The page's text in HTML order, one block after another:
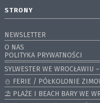
STRONY
NEWSLETTER
O NAS
POLITYKA PRYWATNOŚCI
SYLWESTER WE WROCŁAWIU
⛄️ FERIE / PÓŁKOLONIE
⛱️ PLAŻE I BEACH BARY WE